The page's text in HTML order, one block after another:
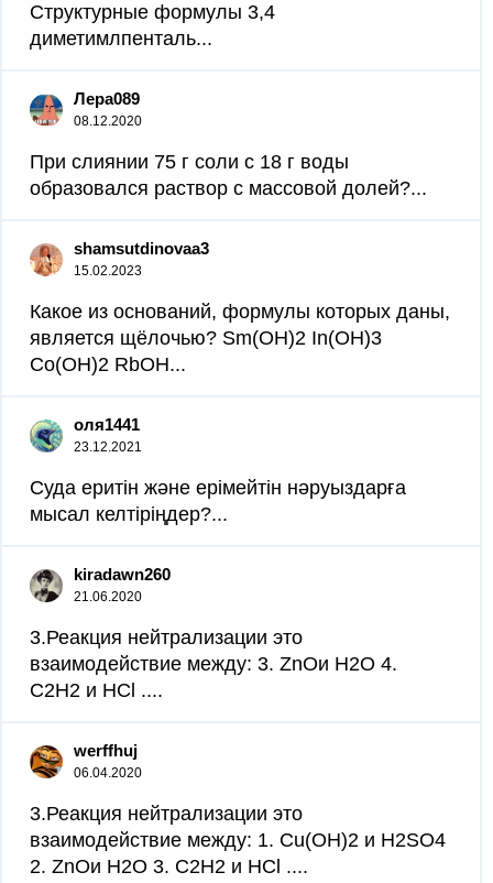
Структурные формулы 3,4
диметимлпенталь...
Лера089
08.12.2020
При слиянии 75 г соли с 18 г воды
образовался раствор с массовой долей?...
shamsutdinovaa3
15.02.2023
Какое из оснований, формулы которых даны,
является щёлочью? Sm(OH)2 In(OH)3
Co(OH)2 RbOH...
оля1441
23.12.2021
Суда еритін және ерімейтін нәруыздарға
мысал келтіріңдер?...
kiradawn260
21.06.2020
3.Реакция нейтрализации это
взаимодействие между: 3. ZnOи H2O 4.
C2H2 и HCl .​...
werffhuj
06.04.2020
3.Реакция нейтрализации это
взаимодействие между: 1. Cu(OH)2 и H2SO4
2. ZnOи H2O 3. C2H2 и HCl .​...